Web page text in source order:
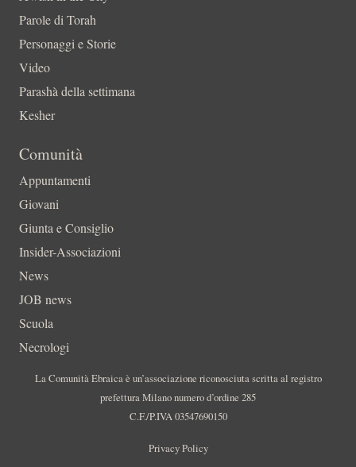
Parole di Torah
Personaggi e Storie
Video
Parashà della settimana
Kesher
Comunità
Appuntamenti
Giovani
Giunta e Consiglio
Insider-Associazioni
News
JOB news
Scuola
Necrologi
La Comunità Ebraica è un’associazione riconosciuta scritta al registro
prefettura Milano numero d’ordine 285
C.F./P.IVA 03547690150
Privacy Policy